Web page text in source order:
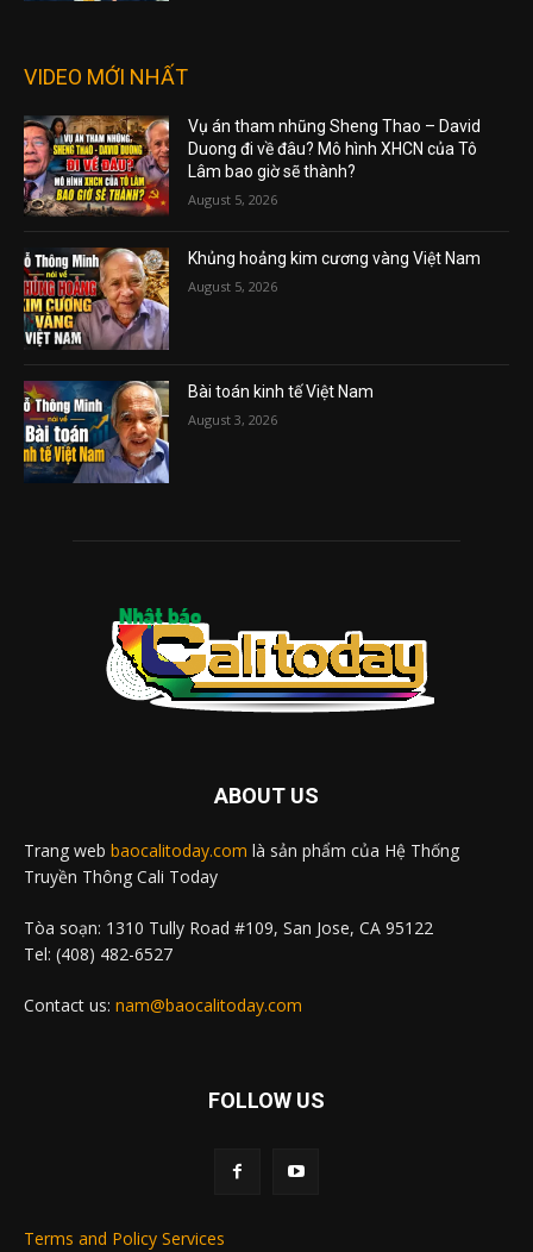
VIDEO MỚI NHẤT
Vụ án tham nhũng Sheng Thao – David
Duong đi về đâu? Mô hình XHCN của Tô
Lâm bao giờ sẽ thành?
August 5, 2026
Khủng hoảng kim cương vàng Việt Nam
August 5, 2026
Bài toán kinh tế Việt Nam
August 3, 2026
ABOUT US
Trang web baocalitoday.com là sản phẩm của Hệ Thống
Truyền Thông Cali Today
Tòa soạn: 1310 Tully Road #109, San Jose, CA 95122
Tel: (408) 482-6527
Contact us: nam@baocalitoday.com
FOLLOW US
Terms and Policy Services